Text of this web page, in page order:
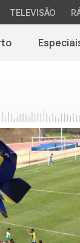
TELEVISÃO